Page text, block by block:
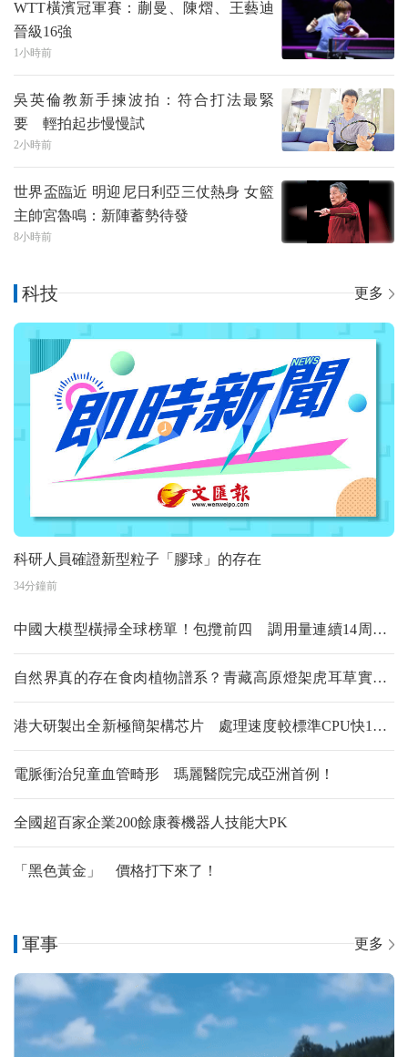
WTT橫濱冠軍賽：蒯曼、陳熠、王藝迪
晉級16強
1小時前
吳英倫教新手揀波拍：符合打法最緊
要 輕拍起步慢慢試
2小時前
世界盃臨近 明迎尼日利亞三仗熱身 女籃
主帥宮魯鳴：新陣蓄勢待發
8小時前
科技 更多
科研人員確證新型粒子「膠球」的存在
34分鐘前
中國大模型橫掃全球榜單！包攬前四 調用量連續14周超
美
自然界真的存在食肉植物譜系？青藏高原燈架虎耳草實證
達爾文預測
港大研製出全新極簡架構芯片 處理速度較標準CPU快1億
倍
電脈衝治兒童血管畸形 瑪麗醫院完成亞洲首例！
全國超百家企業200餘康養機器人技能大PK
「黑色黃金」 價格打下來了！
軍事 更多